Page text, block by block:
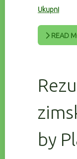
Ukupni
READ
by